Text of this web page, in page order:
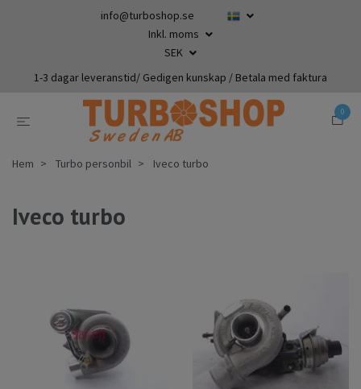
info@turboshop.se
Inkl. moms
SEK
1-3 dagar leveranstid/ Gedigen kunskap / Betala med faktura
0
Hem Turbo personbil Iveco turbo
Iveco turbo